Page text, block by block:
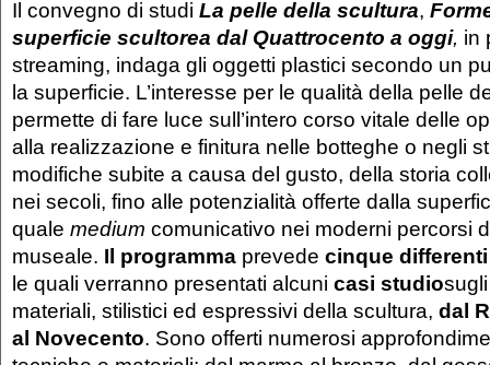
Il convegno di studi La pelle della scultura,
superficie scultorea dal Quattrocento a oggi, in
streaming, indaga gli oggetti plastici secondo un
la superficie. L’interesse per le qualità della pelle
permette di fare luce sull’intero corso vitale delle
alla realizzazione e finitura nelle botteghe o negli
modifiche subite a causa del gusto, della storia
nei secoli, fino alle potenzialità offerte dalla
quale medium comunicativo nei moderni percorsi
museale. Il programma prevede cinque
le quali verranno presentati alcuni casi studio
materiali, stilistici ed espressivi della scultura, dal
al Novecento. Sono offerti numerosi